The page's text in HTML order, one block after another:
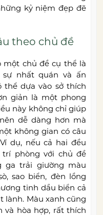
kỷ niệm đẹp đẽ
theo chủ đề
một chủ đề cụ thể là
nhất quán và ấn
thể dựa vào sở thích
giản là một phong
này không chỉ giúp
dễ dàng hơn mà
không gian có câu
dụ, nếu cả hai đều
phòng với chủ đề
ga trải giường màu
sao biển, đèn lồng
tinh dầu biển cả
lành. Màu xanh cũng
và hòa hợp, rất thích